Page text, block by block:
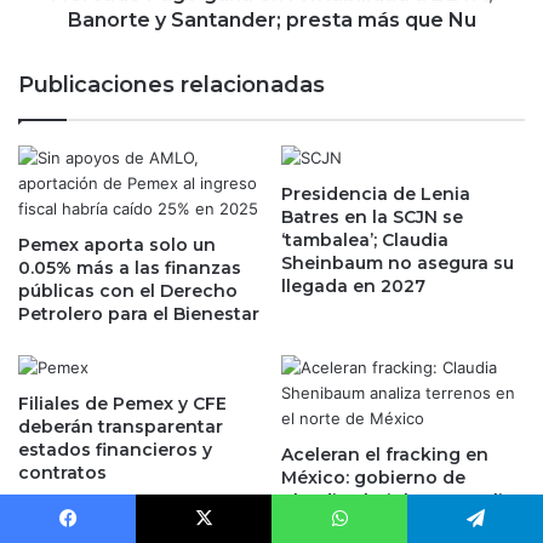
T
r
a
s
F
i
n
C
E
N
l
a
C
N
B
V
n
a
e
n
r
e
n
t
a
b
l
i
d
a
d
a
Banorte y Santander; presta más que Nu
Publicaciones relacionadas
Pemex aporta solo un
0.05% más a las finanzas
públicas con el Derecho
Petrolero para el Bienestar
Presidencia de Lenia
Batres en la SCJN se
‘tambalea’; Claudia
Sheinbaum no asegura su
llegada en 2027
Filiales de Pemex y CFE
deberán transparentar
estados financieros y
contratos
Aceleran el fracking en
México: gobierno de
Claudia Sheinbaum analiza
terrenos para prueba